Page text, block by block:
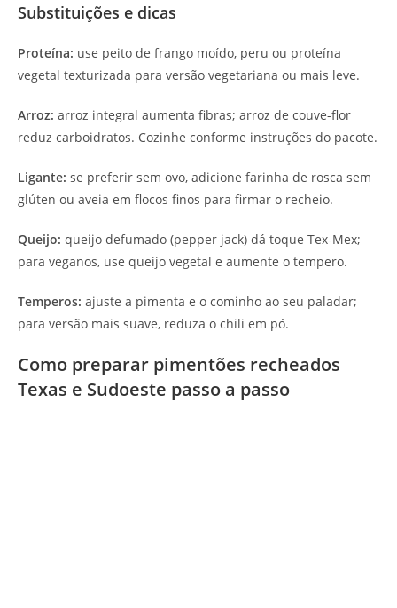
Substituições e dicas
Proteína: use peito de frango moído, peru ou proteína
vegetal texturizada para versão vegetariana ou mais leve.
Arroz: arroz integral aumenta fibras; arroz de couve-flor
reduz carboidratos. Cozinhe conforme instruções do pacote.
Ligante: se preferir sem ovo, adicione farinha de rosca sem
glúten ou aveia em flocos finos para firmar o recheio.
Queijo: queijo defumado (pepper jack) dá toque Tex-Mex;
para veganos, use queijo vegetal e aumente o tempero.
Temperos: ajuste a pimenta e o cominho ao seu paladar;
para versão mais suave, reduza o chili em pó.
Como preparar pimentões recheados
Texas e Sudoeste passo a passo